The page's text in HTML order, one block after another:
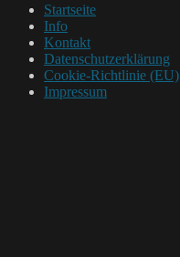
Startseite
Info
Kontakt
Datenschutzerklärung
Cookie-Richtlinie (EU)
Impressum